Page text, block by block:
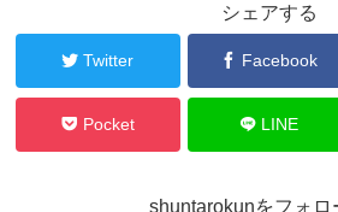
シェアする
Twitter Facebook
Pocket LINE
shuntarokunをフォロ